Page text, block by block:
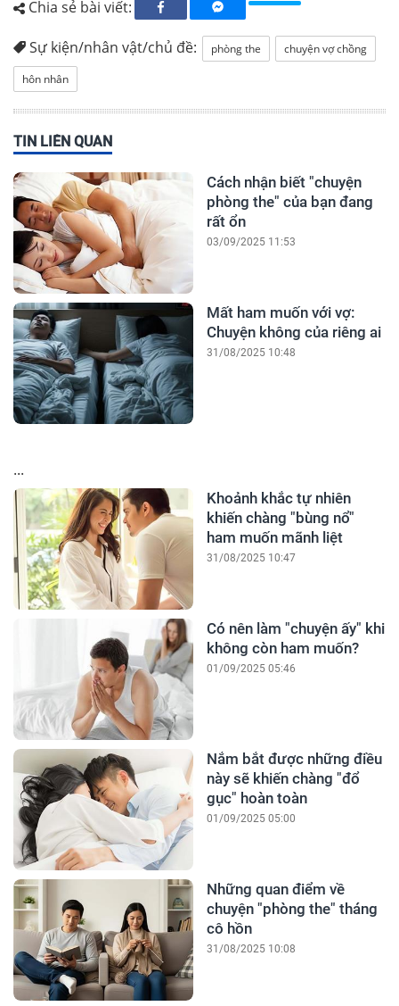
Chia sẻ bài viết:
Sự kiện/nhân vật/chủ đề: phòng the
chuyện vợ chồng
hôn nhân
TIN LIÊN QUAN
Cách nhận biết "chuyện
phòng the" của bạn đang
rất ổn
03/09/2025 11:53
Mất ham muốn với vợ:
Chuyện không của riêng ai
31/08/2025 10:48
...
Khoảnh khắc tự nhiên
khiến chàng "bùng nổ"
ham muốn mãnh liệt
31/08/2025 10:47
Có nên làm "chuyện ấy" khi
không còn ham muốn?
01/09/2025 05:46
Nắm bắt được những điều
này sẽ khiến chàng "đổ
gục" hoàn toàn
01/09/2025 05:00
Những quan điểm về
chuyện "phòng the" tháng
cô hồn
31/08/2025 10:08